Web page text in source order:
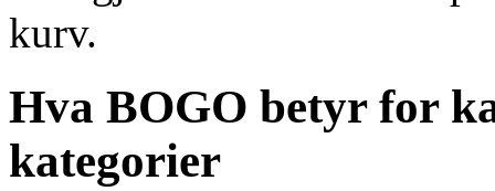
kurv.
Hva BOGO betyr for
kategorier